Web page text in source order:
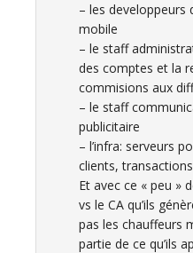
– les developpeurs
mobile
– le staff
des comptes et la
commisions aux
– le staff
publicitaire
– l’infra: serveurs
clients,
Et avec ce « peu »
vs le CA qu’ils
pas les chauffeurs
partie de ce qu’ils